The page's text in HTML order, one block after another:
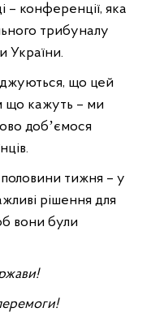
– конференції, яка
трибуналу
України.
що цей
що кажуть – ми
добʼємося
половини тижня – у
рішення для
вони були